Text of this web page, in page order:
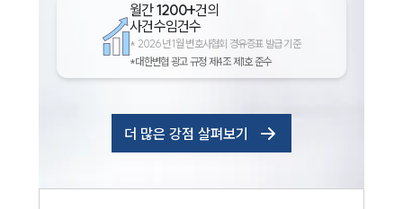
월간1200+건의
사건수임건수
* 2026년 1월 변호사협회 경유증표 발급 기준
*대한변협 광고 규정 제4조 제1호 준수
더 많은 강점 살펴보기